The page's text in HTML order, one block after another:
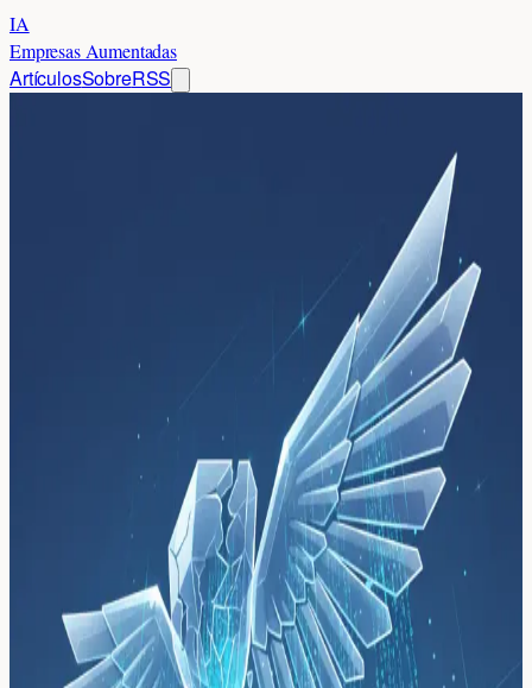
IA
Empresas Aumentadas
ArtículosSobreRSS
vulnerabilidades-software